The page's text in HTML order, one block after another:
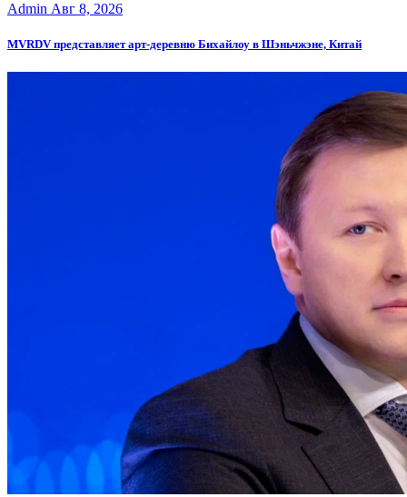
Admin Авг 8, 2026
MVRDV представляет арт-деревню Бихайлоу в Шэньчжэне, Китай